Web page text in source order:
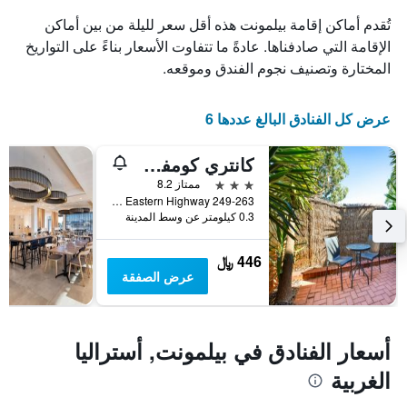
الذي
يعرض
أيام
الأسبوع.
التالي
محور
Y
الذي
يعرض
متوسط
سعر
غرفة
تُقدم أماكن إقامة بيلمونت هذه أقل سعر لليلة من بين أماكن
الإقامة التي صادفناها. عادةً ما تتفاوت الأسعار بناءً على التواريخ
المختارة وتصنيف نجوم الفندق وموقعه.
عرض كل الفنادق البالغ عددها 6
كانتري كومفرت بيرث
3 نجوم
ممتاز 8.2
249-263 Great Eastern Highway, بيلمونت, WA, أستراليا
0.3 كيلومتر عن وسط المدينة
446 ﷼
عرض الصفقة
أسعار الفنادق في بيلمونت, أستراليا
الغربية